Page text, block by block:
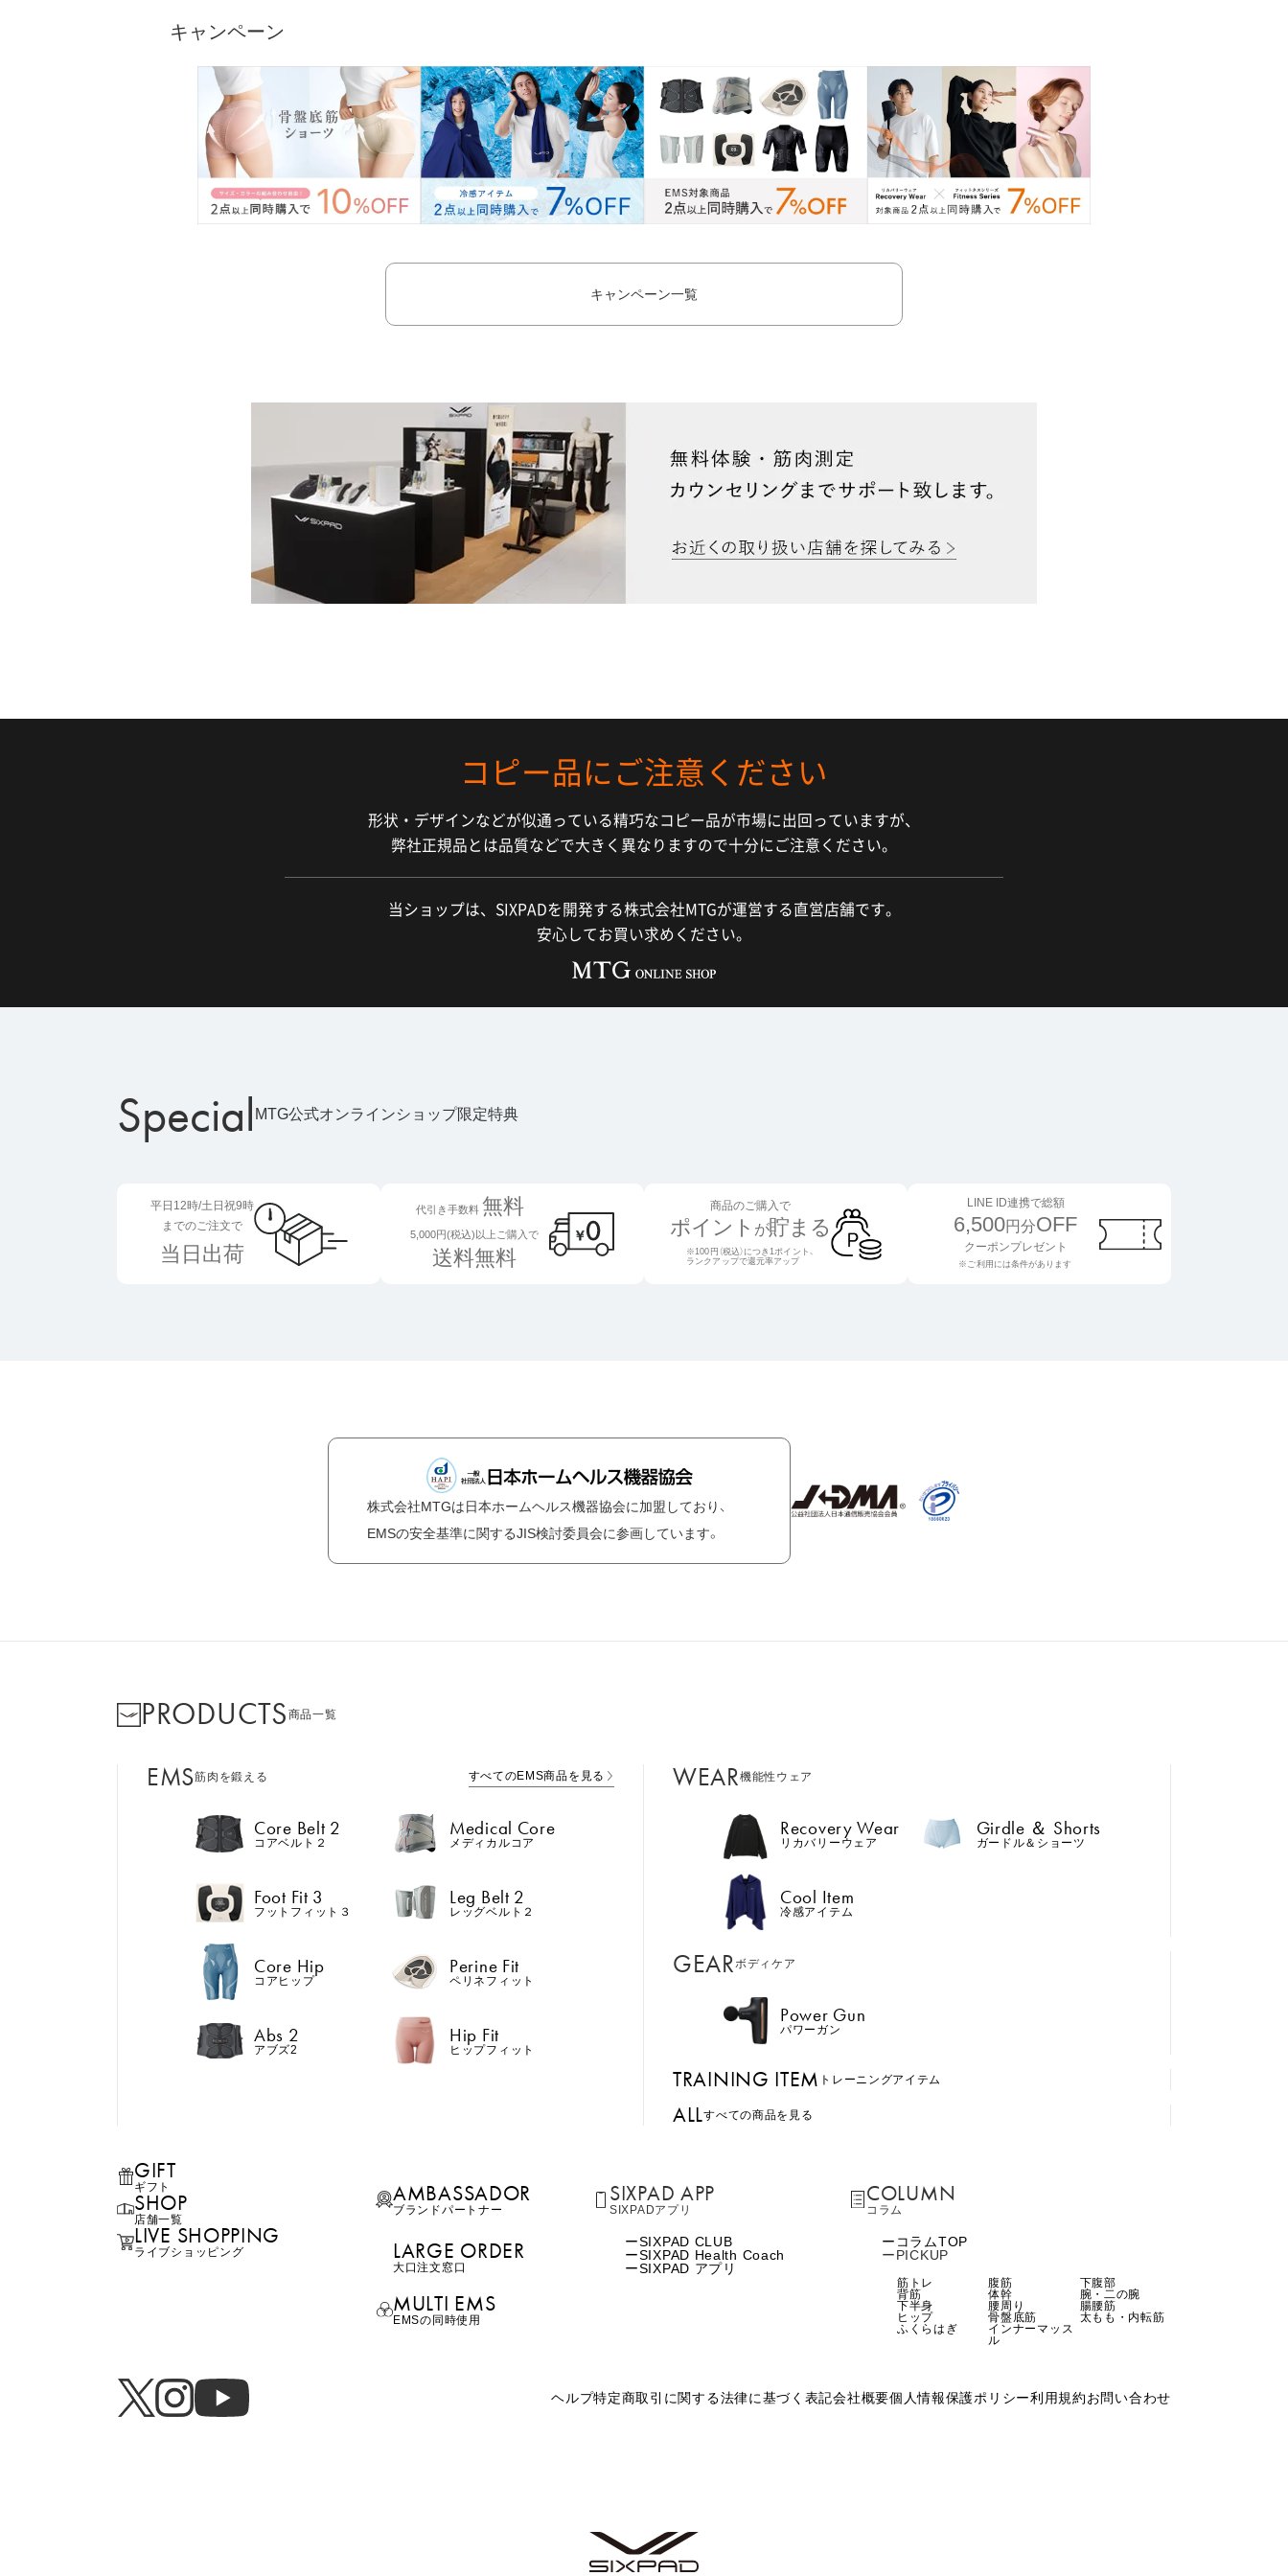
キャンペーン
キャンペーン一覧
コピー品にご注意ください
形状・デザインなどが似通っている精巧なコピー品が市場に出回っていますが、
弊社正規品とは品質などで大きく異なりますので十分にご注意ください。
当ショップは、SIXPADを開発する株式会社MTGが運営する直営店舗です。
安心してお買い求めください。
Special MTG公式オンラインショップ限定特典
平日12時/土日祝9時
までのご注文で
当日出荷
代引き手数料 無料
5,000円(税込)以上ご購入で
送料無料
商品のご購入で
ポイント が貯まる
※100円（税込）につき1ポイント、
ランクアップで還元率アップ
LINE ID連携で総額
6,500円分OFF
クーポンプレゼント
※ご利用には条件があります
株式会社MTGは日本ホームヘルス機器協会に加盟しており、
EMSの安全基準に関するJIS検討委員会に参画しています。
PRODUCTS 商品一覧
EMS筋肉を鍛える
Core Belt 2
コアベルト２
Medical Core
メディカルコア
Foot Fit 3
フットフィット３
Leg Belt 2
レッグベルト２
Core Hip
コアヒップ
Perine Fit
ペリネフィット
Abs 2
アブズ2
Hip Fit
ヒップフィット
すべてのEMS商品を見る WEAR機能性ウェア
Recovery Wear
リカバリーウェア
Girdle ＆ Shorts
ガードル＆ショーツ
Cool Item
冷感アイテム
GEARボディケア
Power Gun
パワーガン
TRAINING ITEM トレーニングアイテム
ALLすべての商品を見る
GIFT
ギフト
SHOP
店舗一覧
LIVE SHOPPING
ライブショッピング
AMBASSADOR
ブランドパートナー
SIXPAD APP
SIXPADアプリ
SIXPAD CLUB
SIXPAD Health Coach
SIXPAD アプリ
COLUMN
コラム
コラムTOP
PICKUP
筋トレ 腹筋
下腹部
背筋
体幹
腕・二の腕
下半身
腰周り
腸腰筋
ヒップ
骨盤底筋
太もも・内転筋
ふくらはぎ
インナーマッス
ル
LARGE ORDER
⼤⼝注⽂窓⼝
MULTI EMS
EMSの同時使用
ヘルプ特定商取引に関する法律に基づく表記会社概要個人情報保護ポリシー利用規約お問い合わせ